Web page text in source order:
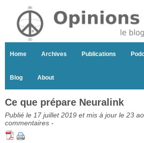
Home Archives Publications
Blog About
Ce que prépare Neuralink
Publié le 17 juillet 2019 et mis à jour le 23
commentaires -